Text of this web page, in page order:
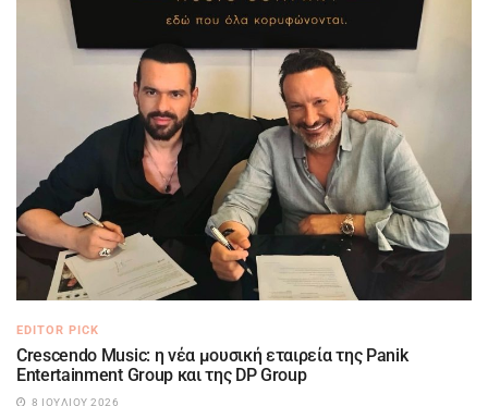
EDITOR PICK
Crescendo Music: η νέα μουσική εταιρεία της Panik
Entertainment Group και της DP Group
8 ΙΟΥΛΊΟΥ 2026